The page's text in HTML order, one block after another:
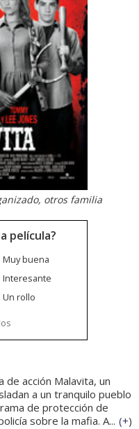
otros familia
película?
Muy buena
Interesante
Un rollo
de acción Malavita, un
a un tranquilo pueblo
de protección de
sobre la mafia. A... (+)